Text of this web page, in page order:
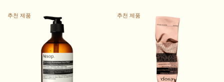
추천 제품 추천 제품